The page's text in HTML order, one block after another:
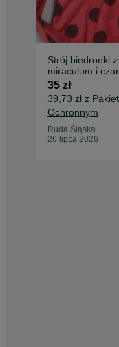
Strój biedronki
miraculum i
lat
35 zł
39,73 zł z
Ochronnym
Ruda Śląska
26 lipca 2026